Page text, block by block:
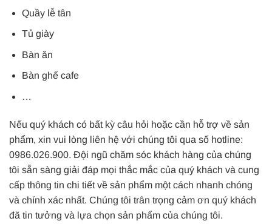
Quầy lễ tân
Tủ giày
Bàn ăn
Bàn ghế cafe
…
Nếu quý khách có bất kỳ câu hỏi hoặc cần hỗ trợ về sản
phẩm, xin vui lòng liên hệ với chúng tôi qua số hotline:
0986.026.900. Đội ngũ chăm sóc khách hàng của chúng
tôi sẵn sàng giải đáp mọi thắc mắc của quý khách và cung
cấp thông tin chi tiết về sản phẩm một cách nhanh chóng
và chính xác nhất. Chúng tôi trân trọng cảm ơn quý khách
đã tin tưởng và lựa chọn sản phẩm của chúng tôi.